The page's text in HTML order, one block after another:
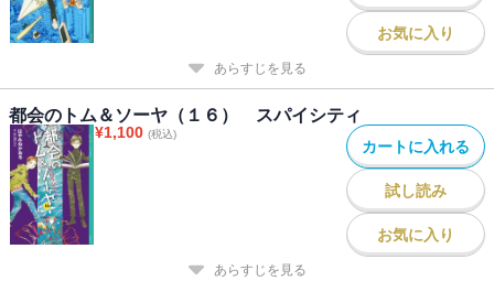
お気に入り
あらすじを見る
都会のトム＆ソーヤ（１６） スパイシティ
¥1,100 (税込)
カートに入れる
試し読み
お気に入り
あらすじを見る